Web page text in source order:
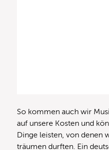
So kommen auch wir
auf unsere Kosten und
Dinge leisten, von denen
träumen durften. Ein